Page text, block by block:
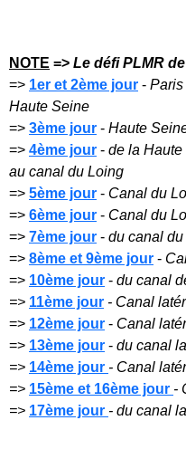
NOTE => Le défi PLMR
=> 1er et 2ème jour - Paris
Haute Seine
=> 3ème jour - Haute
=> 4ème jour - de la Haute
au canal du Loing
=> 5ème jour - Canal du
=> 6ème jour - Canal du
=> 7ème jour - du canal
=> 8ème et 9ème jour -
=> 10ème jour - du canal
=> 11ème jour - Canal
=> 12ème jour - Canal
=> 13ème jour - du canal
=> 14ème jour - Canal
=> 15ème et 16ème jour -
=> 17ème jour - du canal